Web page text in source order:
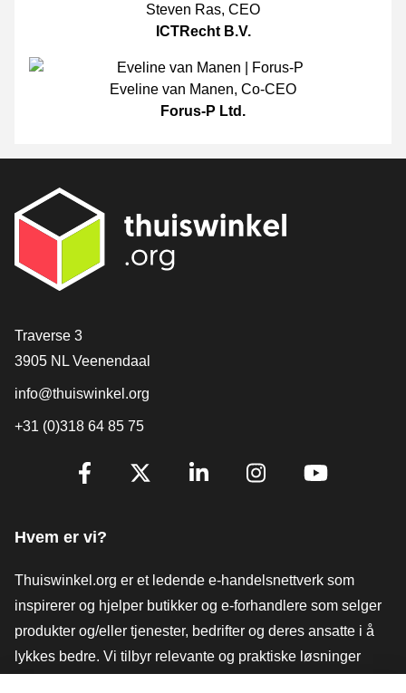
Steven Ras, CEO
ICTRecht B.V.
Eveline van Manen, Co-CEO
Forus-P Ltd.
[_General:Contact]
Traverse 3
3905 NL Veenendaal
info@thuiswinkel.org
+31 (0)318 64 85 75
[_General:SocialMediaTitle]
Hvem er vi?
Thuiswinkel.org er et ledende e-handelsnettverk som
inspirerer og hjelper butikker og e-forhandlere som selger
produkter og/eller tjenester, bedrifter og deres ansatte i å
lykkes bedre. Vi tilbyr relevante og praktiske løsninger